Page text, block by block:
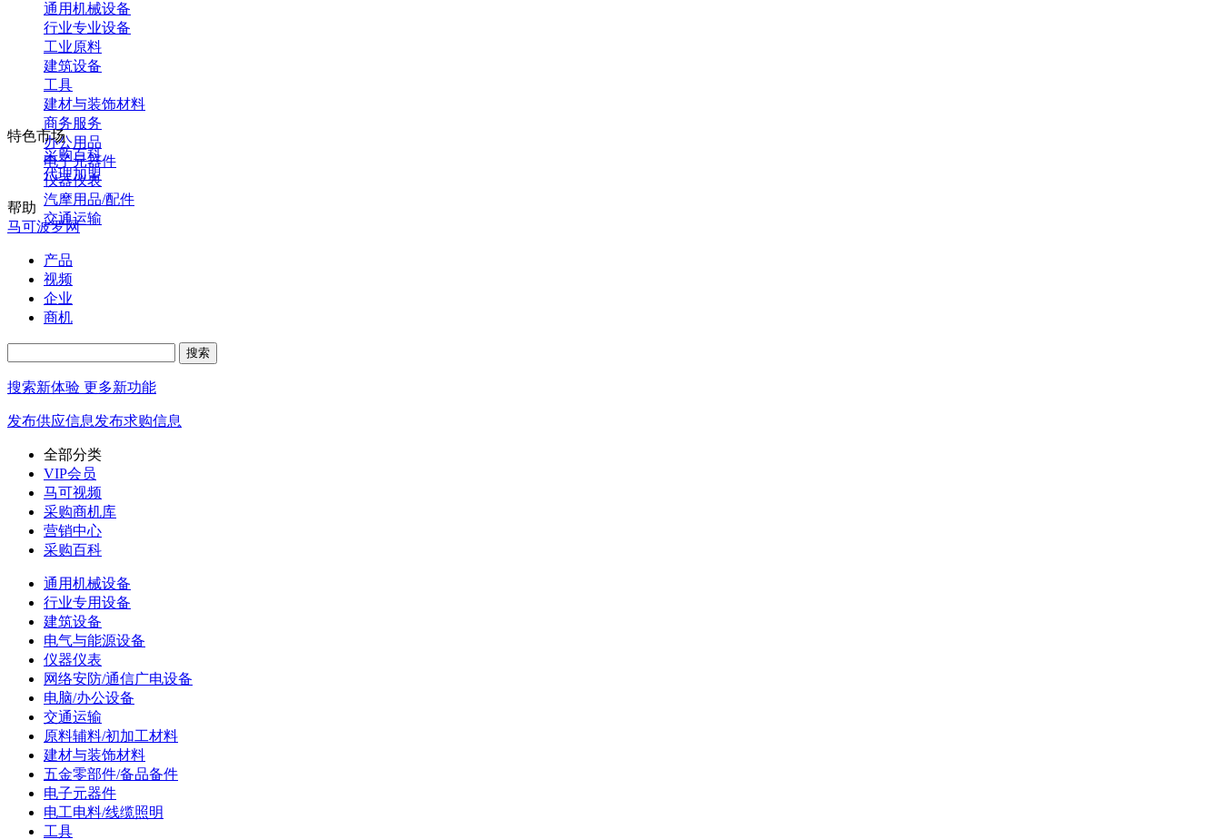
通用机械设备
行业专业设备
工业原料
建筑设备
工具
建材与装饰材料
商务服务
办公用品
电子元器件
仪器仪表
汽摩用品/配件
交通运输
特色市场
采购百科
代理加盟
帮助
马可波罗网
产品
视频
企业
商机
搜索新体验 更多新功能
发布供应信息发布求购信息
全部分类
VIP会员
马可视频
采购商机库
营销中心
采购百科
通用机械设备
行业专用设备
建筑设备
电气与能源设备
仪器仪表
网络安防/通信广电设备
电脑/办公设备
交通运输
原料辅料/初加工材料
建材与装饰材料
五金零部件/备品备件
电子元器件
电工电料/线缆照明
工具